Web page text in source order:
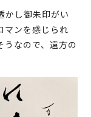
かし御朱印がい
マンを感じられ
うなので、遠方の